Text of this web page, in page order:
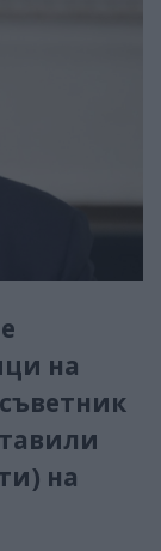
на
на